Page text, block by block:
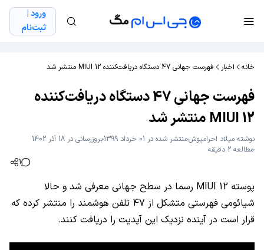
ورود |
ثبت‌نام
خانه اخبار فهرست جهانی 47 دستگاه دریافت‌کننده MIUI 12 منتشر شد
فهرست جهانی 47 دستگاه دریافت‌کننده
MIUI 12 منتشر شد
نوشته میلاد احرامپوشمنتشر شده در 01 خرداد 1399
بروزرسانی در 18 آذر 1402
مطالعه 2 دقیقه
1
پوسته MIUI 12 رسما در سطح جهانی معرفی شد و حالا
شیائومی فهرستی متشکل از 47 تلفن هوشمند را منتشر کرده که
قرار است در آینده نزدیک این آپدیت را دریافت کنند.